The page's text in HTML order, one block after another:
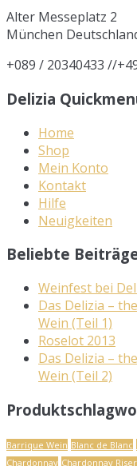
Alter Messeplatz 2
München
+089 / 20340433 //
Delizia
Home
Shop
Mein Konto
Kontakt
Hilfe
Neuigkeiten
Beliebte
Weinfest bei
Das Delizia –
Wein (Teil 1)
Roselot 2013
Das Delizia –
Wein (Teil 2)
Barrique Wein Blanc de Blanc
Chardonnay Chardonnay